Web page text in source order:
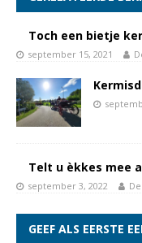
Toch een bietje
september 15, 2021
Telt u èkkes mee
september 3, 2022
GEEF ALS EERSTE